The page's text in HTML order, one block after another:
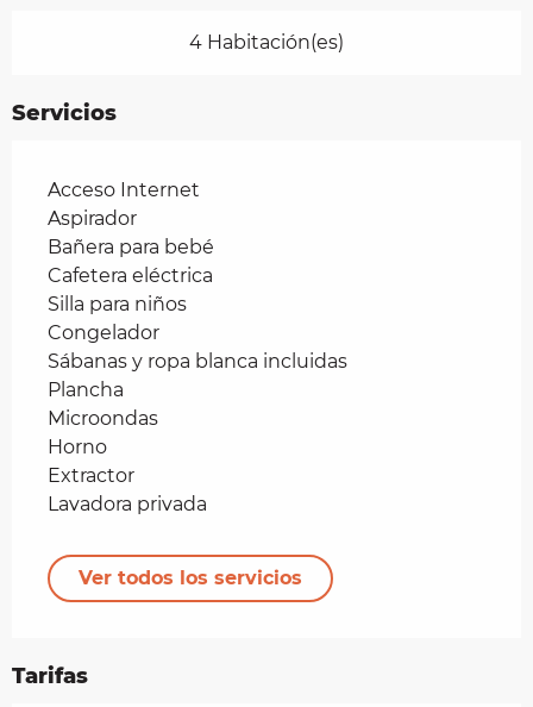
4 Habitación(es)
Servicios
Acceso Internet
Aspirador
Bañera para bebé
Cafetera eléctrica
Silla para niños
Congelador
Sábanas y ropa blanca incluidas
Plancha
Microondas
Horno
Extractor
Lavadora privada
Ver todos los servicios
Tarifas